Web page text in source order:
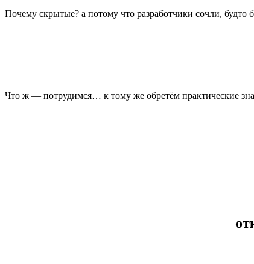
Почему скрытые? а потому что разработчики сочли,
Что ж — потрудимся… к тому же обретём практические